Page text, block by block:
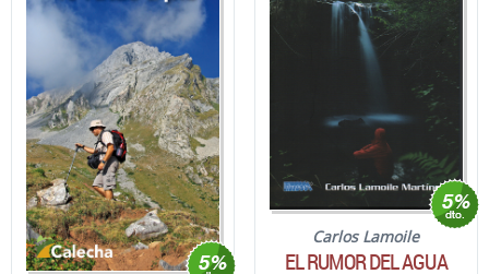
Carlos Lamoile
EL RUMOR DEL AGUA